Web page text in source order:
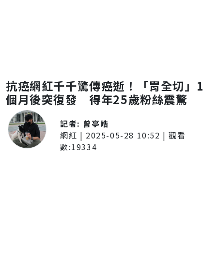
抗癌網紅千千驚傳癌逝！「胃全切」1
個月後突復發 得年25歲粉絲震驚
記者: 曾亭皓
網紅 | 2025-05-28 10:52 | 觀看
數:19334